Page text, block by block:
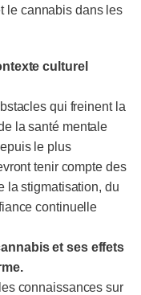
le cannabis dans les
culturel
qui freinent la
la santé mentale
le plus
tenir compte des
la stigmatisation, du
continuelle
et ses effets
connaissances sur